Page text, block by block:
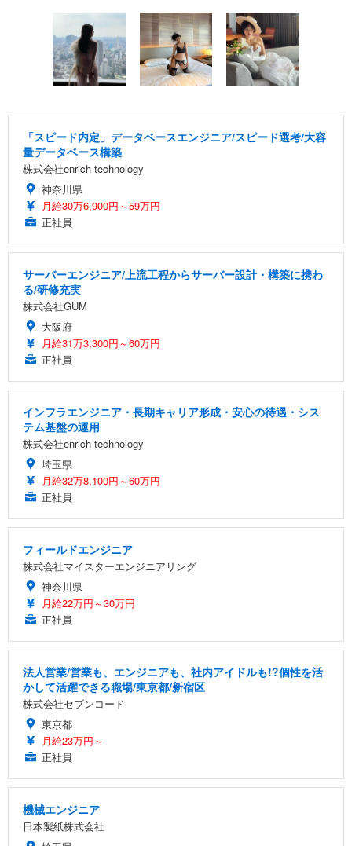
「スピード内定」データベースエンジニア/スピード選考/大容
量データベース構築
株式会社enrich technology
神奈川県
月給30万6,900円～59万円
正社員
サーバーエンジニア/上流工程からサーバー設計・構築に携わ
る/研修充実
株式会社GUM
大阪府
月給31万3,300円～60万円
正社員
インフラエンジニア・長期キャリア形成・安心の待遇・シス
テム基盤の運用
株式会社enrich technology
埼玉県
月給32万8,100円～60万円
正社員
フィールドエンジニア
株式会社マイスターエンジニアリング
神奈川県
月給22万円～30万円
正社員
法人営業/営業も、エンジニアも、社内アイドルも!?個性を活
かして活躍できる職場/東京都/新宿区
株式会社セブンコード
東京都
月給23万円～
正社員
機械エンジニア
日本製紙株式会社